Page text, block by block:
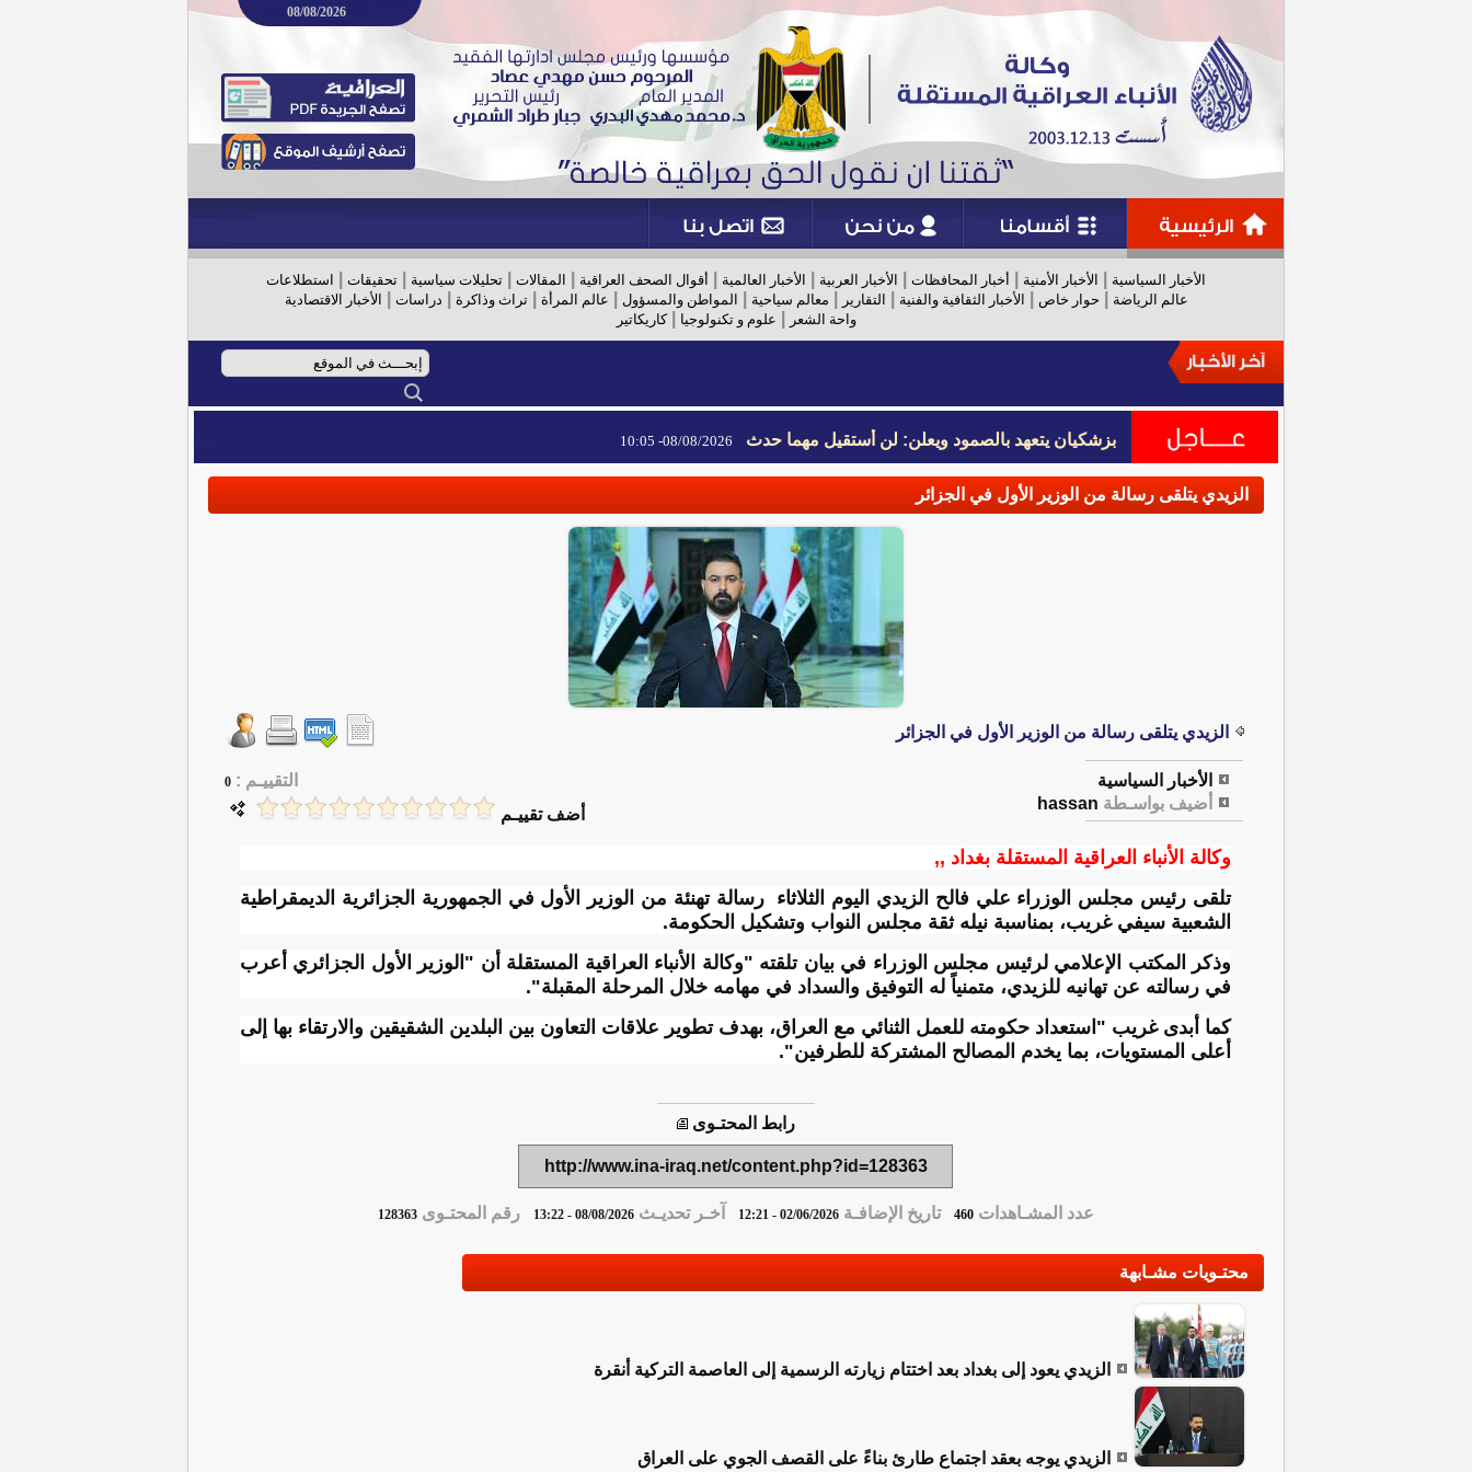
08/08/2026
الأخبار السياسية الأخبار الأمنية أخبار المحافظات الأخبار العربية الأخبار العالمية أقوال الصحف العراقية المقالات تحليلات سياسية تحقيقات
استطلاعات
عالم الرياضة
حوار خاص الأخبار الثقافية والفنية التقارير معالم سياحية المواطن والمسؤول عالم المرأة |تراث وذاكرة دراسات
الأخبار الاقتصادية
واحة الشعر
علوم و تكنولوجيا |كاريكاتير
بزشكيان يتعهد بالصمود ويعلن: لن أستقيل مهما حدث 08/08/2026- 10:05
بزشكيان يتعهد بالصمود ويعلن: لن أستقيل مهما حدث 08/08/2026- 10:05
الزيدي يتلقى رسالة من الوزير الأول في الجزائر
الزيدي يتلقى رسالة من الوزير الأول في الجزائر
الأخبار السياسية التقييـم : 0
أضيف بواسـطة hassan
أضف تقييـم
وكالة الأنباء العراقية المستقلة بغداد ,,
تلقى رئيس مجلس الوزراء علي فالح الزيدي اليوم الثلاثاء رسالة تهنئة من الوزير الأول في الجمهورية الجزائرية الديمقراطية
الشعبية سيفي غريب، بمناسبة نيله ثقة مجلس النواب وتشكيل الحكومة.
وذكر المكتب الإعلامي لرئيس مجلس الوزراء في بيان تلقته "وكالة الأنباء العراقية المستقلة أن "الوزير الأول الجزائري أعرب
في رسالته عن تهانيه للزيدي، متمنياً له التوفيق والسداد في مهامه خلال المرحلة المقبلة".
كما أبدى غريب "استعداد حكومته للعمل الثنائي مع العراق، بهدف تطوير علاقات التعاون بين البلدين الشقيقين والارتقاء بها إلى
أعلى المستويات، بما يخدم المصالح المشتركة للطرفين".
رابط المحتـوى
http://www.ina-iraq.net/content.php?id=128363
عدد المشـاهدات460 تاريخ الإضافـة02/06/2026 - 12:21 آخـر تحديـث08/08/2026 - 13:22 رقم المحتـوى128363
محتـويات مشـابهة
الزيدي يعود إلى بغداد بعد اختتام زيارته الرسمية إلى العاصمة التركية أنقرة
الزيدي يوجه بعقد اجتماع طارئ بناءً على القصف الجوي على العراق